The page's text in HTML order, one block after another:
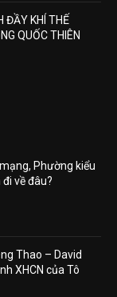
ĐẦY KHÍ THẾ
QUỐC THIÊN
Phường kiểu
về đâu?
Thao – David
XHCN của Tô